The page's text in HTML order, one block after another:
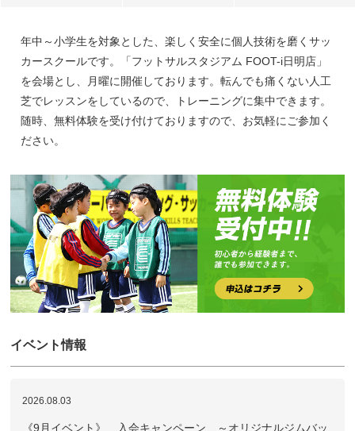
年中～小学生を対象とした、楽しく安全に個人技術を磨くサッ
カースクールです。「フットサルスタジアム FOOT-i日明店」
を会場とし、月曜に開催しております。転んでも痛くない人工
芝でレッスンをしているので、トレーニングに集中できます。
随時、無料体験を受け付けておりますので、お気軽にご参加く
ださい。
イベント情報
2026.08.03
《9月イベント》 入会キャンペーン ～オリジナルジムバッ